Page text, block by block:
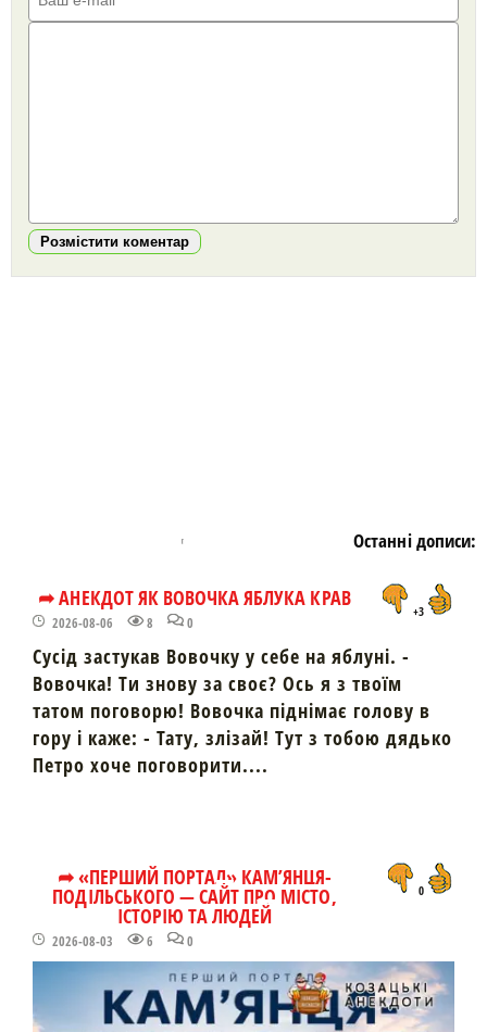
Розмістити коментар
Останні дописи:
➦ АНЕКДОТ ЯК ВОВОЧКА ЯБЛУКА КРАВ
2026-08-06 8 0
+3
Сусід застукав Вовочку у себе на яблуні. -
Вовочка! Ти знову за своє? Ось я з твоїм
татом поговорю! Вовочка піднімає голову в
гору і каже: - Тату, злізай! Тут з тобою дядько
Петро хоче поговорити....
➦ «ПЕРШИЙ ПОРТАЛ» КАМ’ЯНЦЯ-
ПОДІЛЬСЬКОГО — САЙТ ПРО МІСТО,
ІСТОРІЮ ТА ЛЮДЕЙ
2026-08-03 6 0
0